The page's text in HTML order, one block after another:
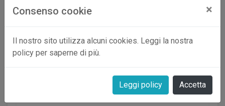
Consenso cookie ×
Il nostro sito utilizza alcuni cookies. Leggi la nostra
policy per saperne di più.
Leggi policy Accetta